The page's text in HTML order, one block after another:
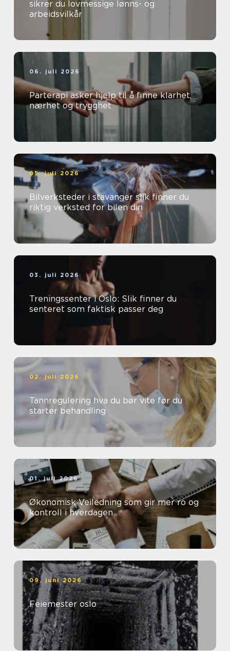
sikrer du lovmessige lønns- og
arbeidsvilkår
06. juli 2026
Parterapi asker hjelp til å finne klarhet,
nærhet og trygghet
05. juli 2026
Bilverksteder i stavanger slik finner du
riktig verksted for bilen din
03. juli 2026
Treningssenter i Oslo: Slik finner du
senteret som faktisk passer deg
02. juli 2026
Tannregulering hva du bør vite før du
starter behandling
01. juli 2026
Økonomisk Veiledning som gir mer ro og
kontroll i hverdagen
09. juni 2026
Feiemester oslo